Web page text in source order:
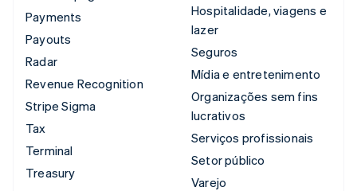
Payments
Payouts
Radar
Revenue Recognition
Stripe Sigma
Tax
Terminal
Treasury
Hospitalidade, viagens e
lazer
Seguros
Mídia e entretenimento
Organizações sem fins
lucrativos
Serviços profissionais
Setor público
Varejo